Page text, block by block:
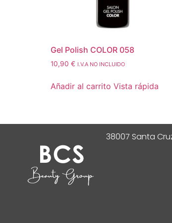
Gel Polish COLOR 058
10,90 € I.V.A NO INCLUIDO
Añadir al carrito Vista rápida
38007 Santa